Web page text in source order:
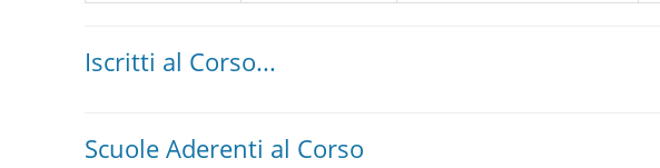
Iscritti al Corso...
Scuole Aderenti al Corso